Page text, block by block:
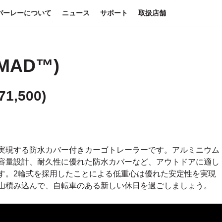
ーレーについて ニュース サポート 取扱店舗
)
現する防水カバー付きカーゴトレーラーです。アルミニウム
量設計、耐久性に優れた防水カバーなど、アウトドアに適し
。2輪式を採用したことによる低重心は優れた安定性を実現
積み込んで、自転車のある新しい休日を過ごしましょう。